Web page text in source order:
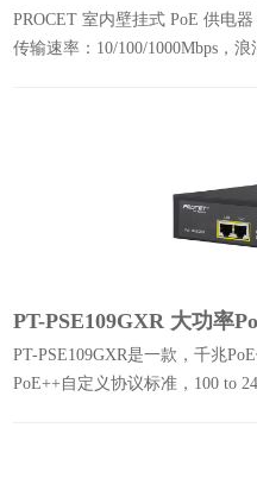
PROCET 室内壁挂式 PoE 供电
传输速率：10/100/1000Mbps，
PT-PSE109GXR 大功率
PT-PSE109GXR是一款，千兆
PoE++自定义协议标准，100 to